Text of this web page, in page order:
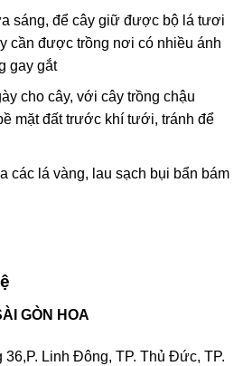
sáng, để cây giữ được bộ lá tươi
cần được trồng nơi có nhiều ánh
gay gắt
cho cây, với cây trồng chậu
mặt đất trước khí tưới, tránh để
các lá vàng, lau sạch bụi bẩn bám
GÒN HOA
Linh Đông, TP. Thủ Đức, TP.